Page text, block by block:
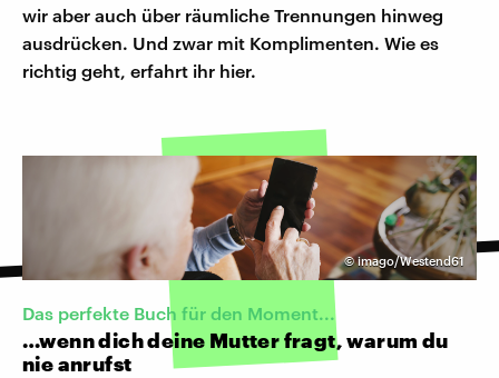
wir aber auch über räumliche Trennungen hinweg
ausdrücken. Und zwar mit Komplimenten. Wie es
richtig geht, erfahrt ihr hier.
©imago/Westend61
Das perfekte Buch für den Moment...
…wenn dich deine Mutter fragt, warum du
nie anrufst